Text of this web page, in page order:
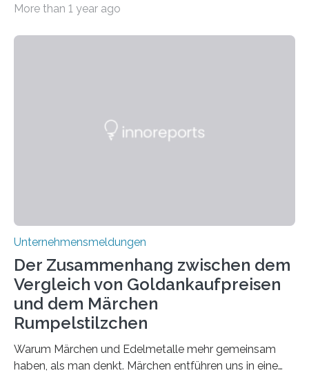
psychoaktive THC (Tetrahydrocannabinol) enthält CBD
Forschung und welche Entwicklungen gibt es auf
More than 1 year ago
Unternehmensmeldungen
Der Zusammenhang zwischen dem
Vergleich von Goldankaufpreisen
und dem Märchen
Rumpelstilzchen
Warum Märchen und Edelmetalle mehr gemeinsam
haben, als man denkt. Märchen entführen uns in eine